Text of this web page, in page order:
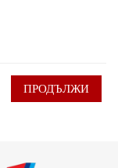
ПРОДЪЛЖИ